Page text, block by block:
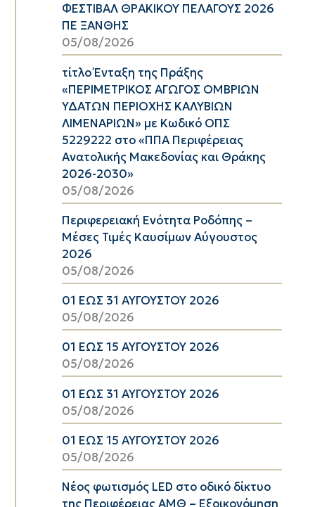
ΦΕΣΤΙΒΑΛ ΘΡΑΚΙΚΟΥ ΠΕΛΑΓΟΥΣ 2026
ΠΕ ΞΑΝΘΗΣ
05/08/2026
τίτλο Ένταξη της Πράξης
«ΠΕΡΙΜΕΤΡΙΚΟΣ ΑΓΩΓΟΣ ΟΜΒΡΙΩΝ
ΥΔΑΤΩΝ ΠΕΡΙΟΧΗΣ ΚΑΛΥΒΙΩΝ
ΛΙΜΕΝΑΡΙΩΝ» με Κωδικό ΟΠΣ
5229222 στο «ΠΠΑ Περιφέρειας
Ανατολικής Μακεδονίας και Θράκης
2026-2030»
05/08/2026
Περιφερειακή Ενότητα Ροδόπης –
Μέσες Τιμές Καυσίμων Αύγουστος
2026
05/08/2026
01 ΕΩΣ 31 ΑΥΓΟΥΣΤΟΥ 2026
05/08/2026
01 ΕΩΣ 15 ΑΥΓΟΥΣΤΟΥ 2026
05/08/2026
01 ΕΩΣ 31 ΑΥΓΟΥΣΤΟΥ 2026
05/08/2026
01 ΕΩΣ 15 ΑΥΓΟΥΣΤΟΥ 2026
05/08/2026
Νέος φωτισμός LED στο οδικό δίκτυο
της Περιφέρειας ΑΜΘ – Εξοικονόμηση